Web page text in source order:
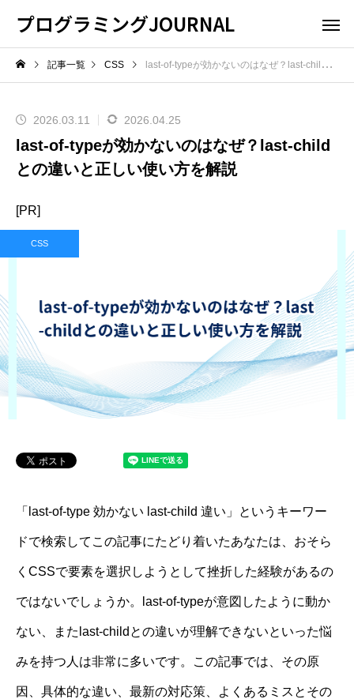
プログラミングJOURNAL
記事一覧 CSS last-of-typeが効かないのはなぜ？last-childとの違いと正しい使い方を解説
2026.03.11 2026.04.25
last-of-typeが効かないのはなぜ？last-child
との違いと正しい使い方を解説
[PR]
CSS
「last-of-type 効かない last-child 違い」というキーワー
ドで検索してこの記事にたどり着いたあなたは、おそら
くCSSで要素を選択しようとして挫折した経験があるの
ではないでしょうか。last-of-typeが意図したように動か
ない、またlast-childとの違いが理解できないといった悩
みを持つ人は非常に多いです。この記事では、その原
因、具体的な違い、最新の対応策、よくあるミスとその